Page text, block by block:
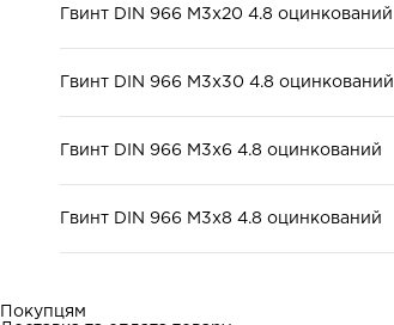
Гвинт DIN 966 М3x20 4.8 оцинкований
Гвинт DIN 966 М3x30 4.8 оцинкований
Гвинт DIN 966 М3x6 4.8 оцинкований
Гвинт DIN 966 М3x8 4.8 оцинкований
Покупцям